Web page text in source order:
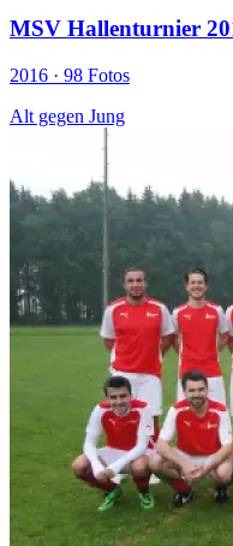
MSV Hallenturnier
2016 · 98 Fotos
Alt gegen Jung